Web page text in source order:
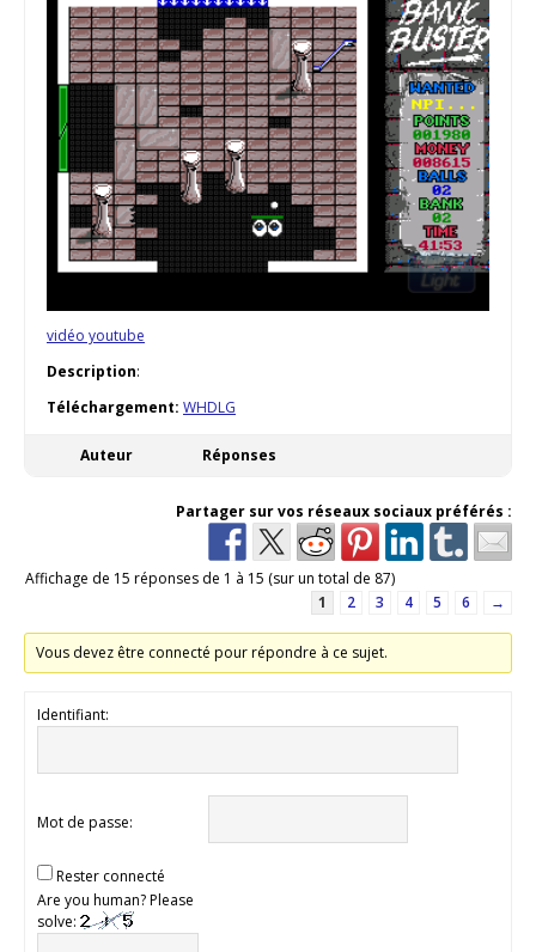
vidéo youtube
Description:
Téléchargement: WHDLG
Auteur Réponses
Partager sur vos réseaux sociaux préférés :
Affichage de 15 réponses de 1 à 15 (sur un total de 87)
1
2 3 4 5 6 →
Vous devez être connecté pour répondre à ce sujet.
Identifiant:
Mot de passe:
Rester connecté
Are you human? Please
solve: